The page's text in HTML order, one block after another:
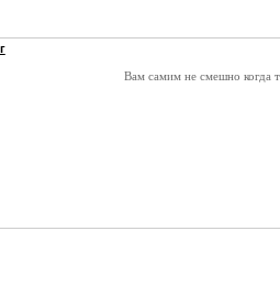
Вам самим не смешно когда